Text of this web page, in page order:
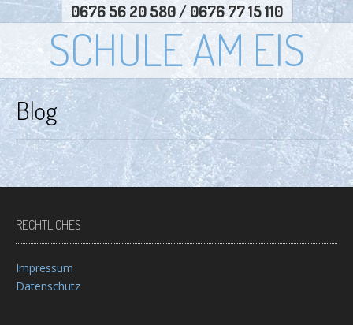
0676 56 20 580 / 0676 77 15 110
SCHULE AM EIS
Blog
RECHTLICHES
Impressum
Datenschutz